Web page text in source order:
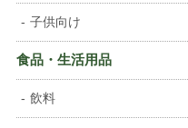
子供向け
食品・生活用品
飲料